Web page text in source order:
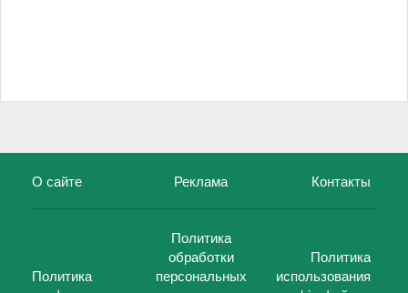
О сайте Реклама Контакты
Политика
Политика
обработки
персональных
Политика
использования